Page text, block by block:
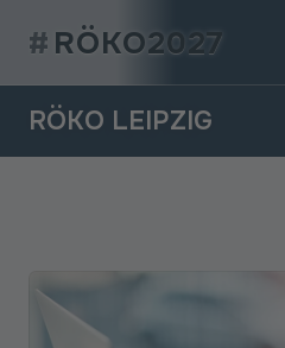
# RÖKO2027
RÖKO LEIPZIG